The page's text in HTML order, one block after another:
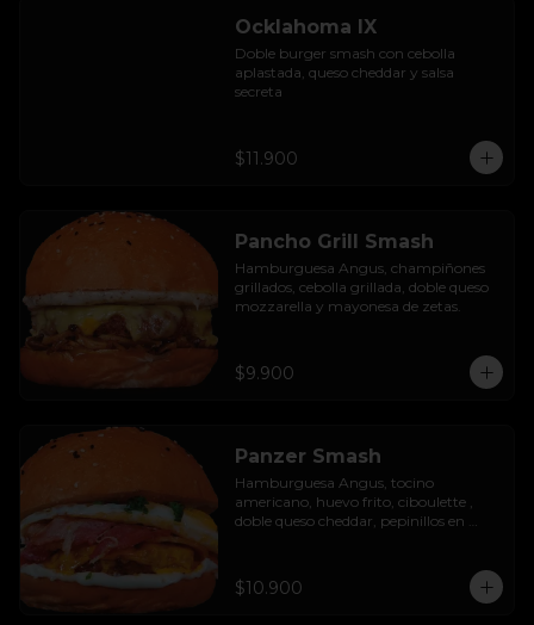
Ocklahoma IX
Doble burger smash con cebolla
aplastada, queso cheddar y salsa
secreta
$11.900
Pancho Grill Smash
Hamburguesa Angus, champiñones
grillados, cebolla grillada, doble queso
mozzarella y mayonesa de zetas.
$9.900
Panzer Smash
Hamburguesa Angus, tocino
americano, huevo frito, ciboulette ,
doble queso cheddar, pepinillos en
$10.900